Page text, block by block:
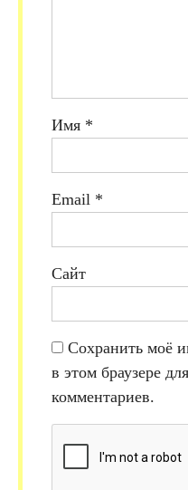
Имя *
Email *
Сайт
Сохранить моё
в этом браузере
комментариев.